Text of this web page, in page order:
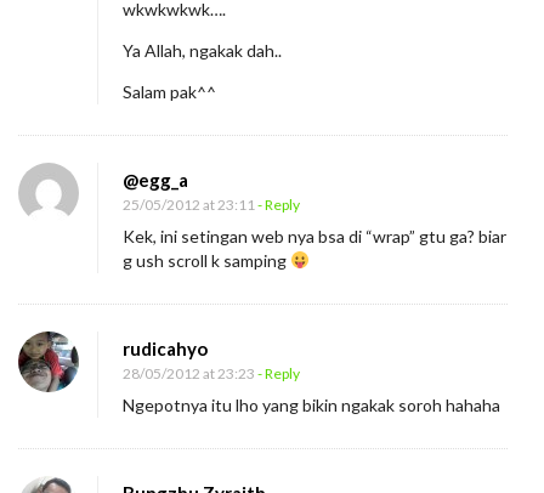
wkwkwkwk….
Ya Allah, ngakak dah..
Salam pak^^
@egg_a
25/05/2012 at 23:11 - Reply
Kek, ini setingan web nya bsa di “wrap” gtu ga? biar
g ush scroll k samping
rudicahyo
28/05/2012 at 23:23 - Reply
Ngepotnya itu lho yang bikin ngakak soroh hahaha